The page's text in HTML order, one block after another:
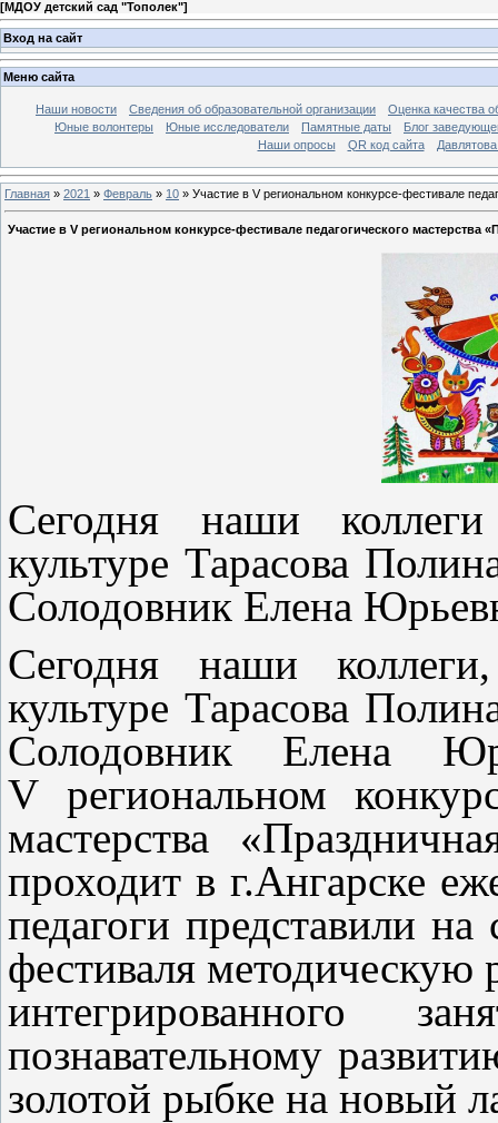
[МДОУ детский сад "Тополек"]
Вход на сайт
Меню сайта
Наши новости Сведения об образовательной организации
Оценка качества
Юные волонтеры
Юные исследователи Памятные даты
Блог
Наши опросы
QR код сайта
Главная » 2021 » Февраль » 10 » Участие в V региональном конкурсе-фестивале
Участие в V региональном конкурсе-фестивале педагогического мастерства
Сегодня наши
культуре Тарасова
Солодовник Елена
Сегодня наши
культуре Тарасова
Солодовник Елена
V региональном
мастерства
проходит в г.Ангарске
педагоги представили
фестиваля методическую
интегрированного
познавательному
золотой рыбке на новый